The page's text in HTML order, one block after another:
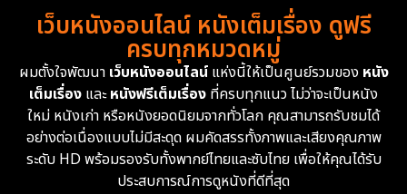
Detective สืบสวน
Disney+ 4
Documentary สารคดี 95
Drama ดราม่า
1983
1982
1981
1974
1962
เว็บหนังออนไลน์ หนังเต็มเรื่อง ดูฟรี
ครบทุกหมวดหมู่
ผมตั้งใจพัฒนา เว็บหนังออนไลน์แห่งนี้ให้เป็นศูนย์รวมของ หนัง
เต็มเรื่อง และหนังฟรีเต็มเรื่อง ที่ครบทุกแนว ไม่ว่าจะเป็นหนัง
ใหม่ หนังเก่า หรือหนังยอดนิยมจากทั่วโลก คุณสามารถรับชมได้
อย่างต่อเนื่องแบบไม่มีสะดุด ผมคัดสรรทั้งภาพและเสียงคุณภาพ
ระดับ HD พร้อมรองรับทั้งพากย์ไทยและซับไทย เพื่อให้คุณได้รับ
ประสบการณ์การดูหนังที่ดีที่สุด